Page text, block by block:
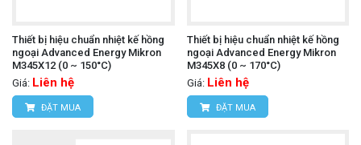
Thiết bị hiệu chuẩn nhiệt kế hồng
ngoại Advanced Energy Mikron
M345X12 (0 ~ 150°C)
Giá: Liên hệ
ĐẶT MUA
Thiết bị hiệu chuẩn nhiệt kế hồng
ngoại Advanced Energy Mikron
M345X8 (0 ~ 170°C)
Giá: Liên hệ
ĐẶT MUA